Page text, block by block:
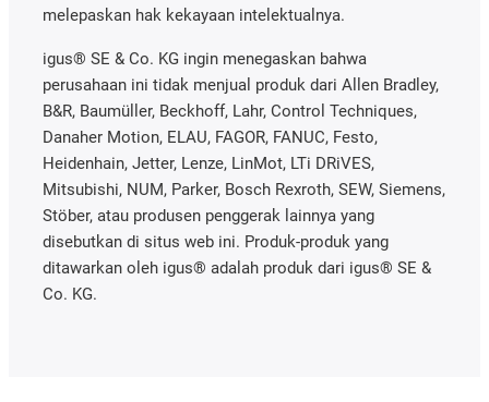
melepaskan hak kekayaan intelektualnya.
igus® SE & Co. KG ingin menegaskan bahwa
perusahaan ini tidak menjual produk dari Allen Bradley,
B&R, Baumüller, Beckhoff, Lahr, Control Techniques,
Danaher Motion, ELAU, FAGOR, FANUC, Festo,
Heidenhain, Jetter, Lenze, LinMot, LTi DRiVES,
Mitsubishi, NUM, Parker, Bosch Rexroth, SEW, Siemens,
Stöber, atau produsen penggerak lainnya yang
disebutkan di situs web ini. Produk-produk yang
ditawarkan oleh igus® adalah produk dari igus® SE &
Co. KG.